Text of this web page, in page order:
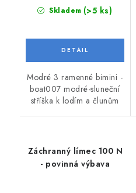
Skladem (>5 ks)
Modré 3 ramenné bimini -
boat007 modré-sluneční
stříška k lodím a člunům
Záchranný límec 100 N
- povinná výbava